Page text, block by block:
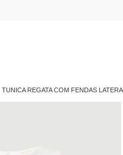
TUNICA REGATA COM FENDAS